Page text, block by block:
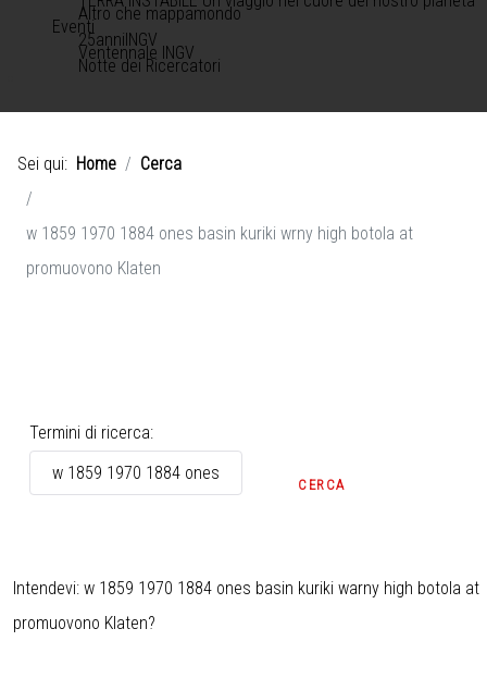
Altro che mappamondo
Eventi
25anniINGV
Ventennale INGV
Notte dei Ricercatori
Sei qui: Home Cerca
w 1859 1970 1884 ones basin kuriki wrny high botola at
promuovono Klaten
Modulo di ricerca
Termini di ricerca:
CERCA
Intendevi: w 1859 1970 1884 ones basin kuriki warny high botola at
promuovono Klaten?